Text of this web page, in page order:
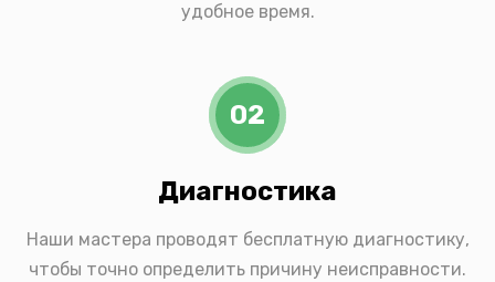
удобное время.
02
Диагностика
Наши мастера проводят бесплатную диагностику,
чтобы точно определить причину неисправности.